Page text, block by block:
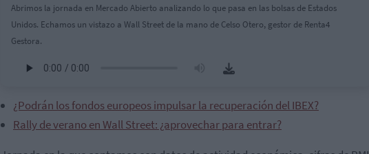
Abrimos la jornada en Mercado Abierto analizando lo que pasa en las bolsas de Estados
Unidos. Echamos un vistazo a Wall Street de la mano de Celso Otero, gestor de Renta4
Gestora.
¿Podrán los fondos europeos impulsar la recuperación del IBEX?
Rally de verano en Wall Street: ¿aprovechar para entrar?